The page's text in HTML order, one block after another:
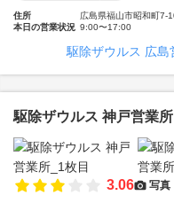
住所
広島県福山市昭和町7-
本日の営業状況 9:00〜17:00
駆除ザウルス 広島
駆除ザウルス 神戸営業所
3.06 写真